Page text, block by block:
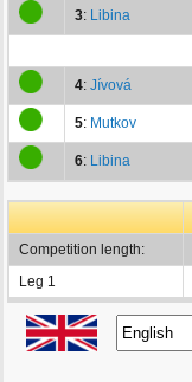
3: Libina
4: Jívová
5: Mutkov
6: Libina
Competition length:
Leg 1